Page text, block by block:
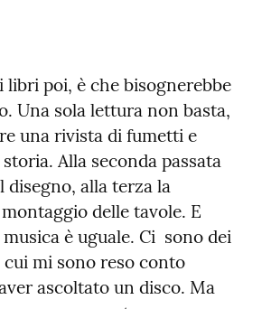
libri poi, è che bisognerebbe
Una sola lettura non basta,
una rivista di fumetti e
Alla seconda passata
disegno, alla terza la
delle tavole. E
è uguale. Ci  sono dei
mi sono reso conto
ascoltato un disco. Ma